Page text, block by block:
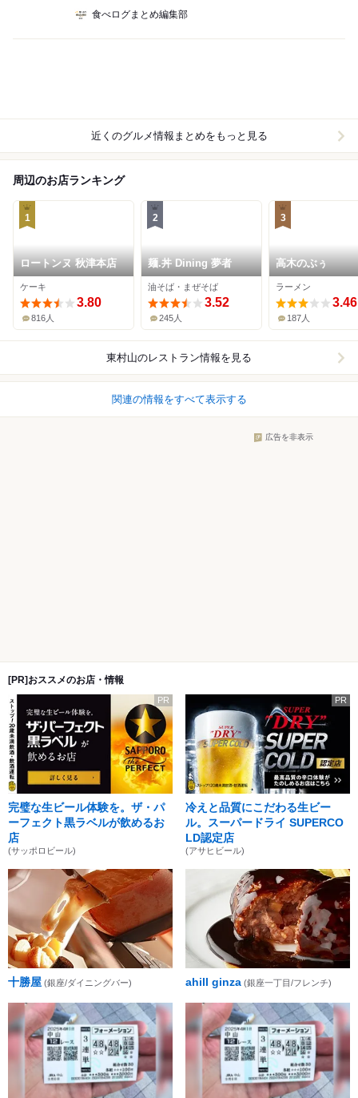
食べログまとめ編集部
近くのグルメ情報まとめをもっと見る
周辺のお店ランキング
1
ロートンヌ 秋津本店
ケーキ
3.80
816人
2
麺.丼 Dining 夢者
油そば・まぜそば
3.52
245人
3
高木のぶぅ
ラーメン
3.46
187人
東村山のレストラン情報を見る
関連の情報をすべて表示する
広告を非表示
[PR]おススメのお店・情報
PR
完璧な生ビール体験を。ザ・パ
ーフェクト黒ラベルが飲めるお
店
(サッポロビール)
PR
冷えと品質にこだわる生ビー
ル。スーパードライ SUPERCO
LD認定店
(アサヒビール)
十勝屋 (銀座/ダイニングバー) ahill ginza (銀座一丁目/フレンチ)